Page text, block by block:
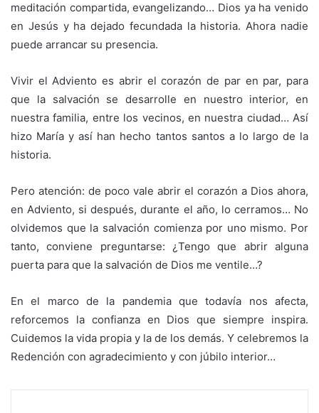
meditación compartida, evangelizando… Dios ya ha venido
en Jesús y ha dejado fecundada la historia. Ahora nadie
puede arrancar su presencia.
Vivir el Adviento es abrir el corazón de par en par, para
que la salvación se desarrolle en nuestro interior, en
nuestra familia, entre los vecinos, en nuestra ciudad… Así
hizo María y así han hecho tantos santos a lo largo de la
historia.
Pero atención: de poco vale abrir el corazón a Dios ahora,
en Adviento, si después, durante el año, lo cerramos… No
olvidemos que la salvación comienza por uno mismo. Por
tanto, conviene preguntarse: ¿Tengo que abrir alguna
puerta para que la salvación de Dios me ventile…?
En el marco de la pandemia que todavía nos afecta,
reforcemos la confianza en Dios que siempre inspira.
Cuidemos la vida propia y la de los demás. Y celebremos la
Redención con agradecimiento y con júbilo interior…